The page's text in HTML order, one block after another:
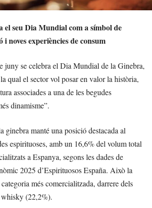
el seu Dia Mundial com a símbol de
noves experiències de consum
juny se celebra el Dia Mundial de la Ginebra,
qual el sector vol posar en valor la història,
associades a una de les begudes
dinamisme”.
ginebra manté una posició destacada al
espirituoses, amb un 16,6% del volum total
a Espanya, segons les dades de
2025 d’Espirituosos España. Això la
més comercialitzada, darrere dels
(22,2%).